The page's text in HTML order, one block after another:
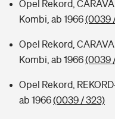
Opel Rekord,
Kombi, ab 1966(0039
Opel Rekord,
Kombi, ab 1966(0039
Opel Rekord,
ab 1966(0039 / 323)